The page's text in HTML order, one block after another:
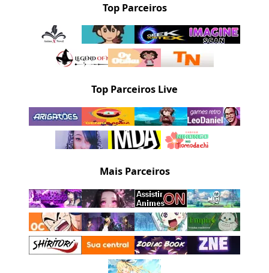
Top Parceiros
Top Parceiros Live
Mais Parceiros